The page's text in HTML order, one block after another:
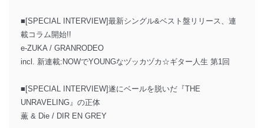
■[SPECIAL INTERVIEW]最新シングル&ベスト盤リリース、連
載コラム開始!!
e-ZUKA / GRANRODEO
incl. 新連載:NOWでYOUNGなヅッカヅカ☆ギター人生 第1回
■[SPECIAL INTERVIEW]遂にベールを脱いだ『THE
UNRAVELING』の正体
薫 & Die / DIR EN GREY